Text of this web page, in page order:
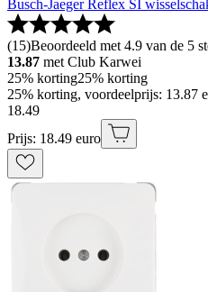
Busch-Jaeger Reflex SI
(15)Beoordeeld met 4.9 van de 5
13.87 met Club Karwei
25% korting25% korting
25% korting, voordeelprijs: 13.87
18.49
Prijs: 18.49 euro